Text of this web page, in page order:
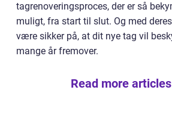
tagrenoveringsproces, der er så
muligt, fra start til slut. Og med
være sikker på, at dit nye tag vil
mange år fremover.
Read more